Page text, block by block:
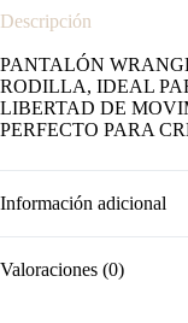
Descripción
PANTALÓN
RODILLA, IDEAL
LIBERTAD DE
PERFECTO PARA
Información adicional
Valoraciones (0)